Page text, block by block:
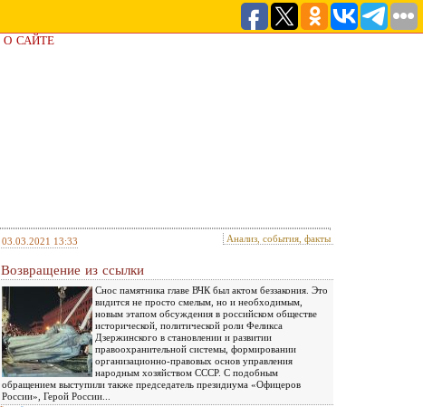
О САЙТЕ
03.03.2021 13:33 Анализ, события, факты
Возвращение из ссылки
Снос памятника главе ВЧК был актом беззакония. Это
видится не просто смелым, но и необходимым,
новым этапом обсуждения в российском обществе
исторической, политической роли Феликса
Дзержинского в становлении и развитии
правоохранительной системы, формировании
организационно-правовых основ управления
народным хозяйством СССР. С подобным
обращением выступили также председатель президиума «Офицеров
России», Герой России...